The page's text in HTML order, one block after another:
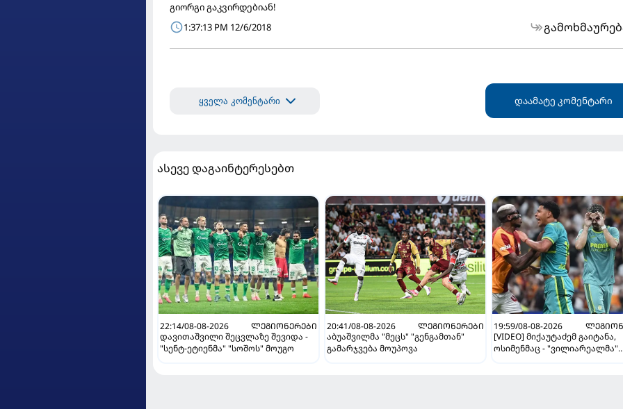
გიორგი გაკვირდებიან!
1:37:13 PM 12/6/2018
ყველა კომენტარი დაამატე კომენტარი
ასევე დაგაინტერესებთ
22:14/08-08-2026
ᲚᲔᲒᲘᲝᲜᲔᲠᲔᲑᲘ
დავითაშვილი შეცვლაზე შევიდა -
"სენტ-ეტიენმა" "სოშოს" მოუგო
20:41/08-08-2026
ᲚᲔᲒᲘᲝᲜᲔᲠᲔᲑᲘ
აბუაშვილმა "მეცს" "გენგამთან"
გამარჯვება მოუპოვა
19:59/08-08-2026
[VIDEO] მიქაუტაძემ გაიტანა,
ოსიმენმაც - "ვილიარეალმა"